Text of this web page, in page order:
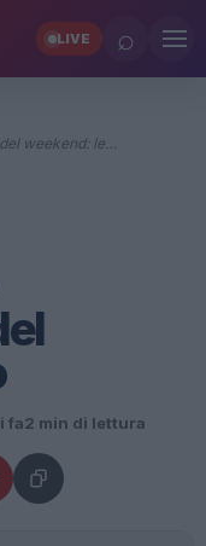
LIVE ⌕
weekend: le…
fa2 min di lettura